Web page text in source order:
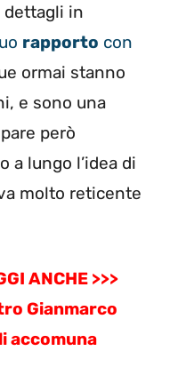
dettagli in
rapporto con
ormai stanno
e sono una
però
a lungo l’idea di
molto reticente
ANCHE >>>
Gianmarco
accomuna